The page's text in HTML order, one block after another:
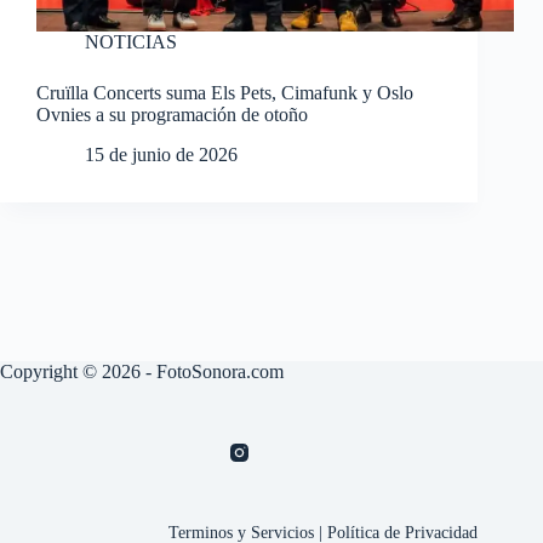
NOTICIAS
Cruïlla Concerts suma Els Pets, Cimafunk y Oslo
Ovnies a su programación de otoño
15 de junio de 2026
Copyright © 2026 - FotoSonora.com
Terminos y Servicios |Política de Privacidad